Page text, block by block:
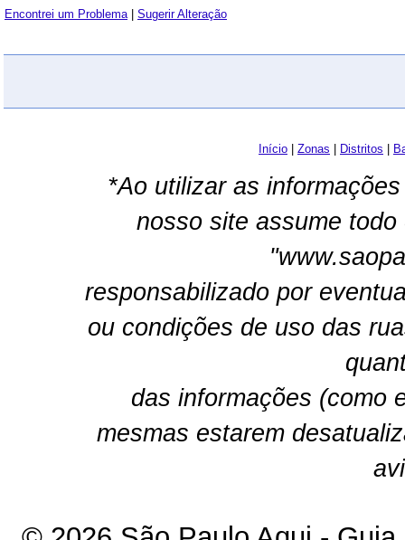
Encontrei um Problema| Sugerir Alteração
Início Zonas Distritos
*Ao utilizar as
nosso site assume
responsabilizado por
ou condições de uso das
das informações (como
mesmas estarem